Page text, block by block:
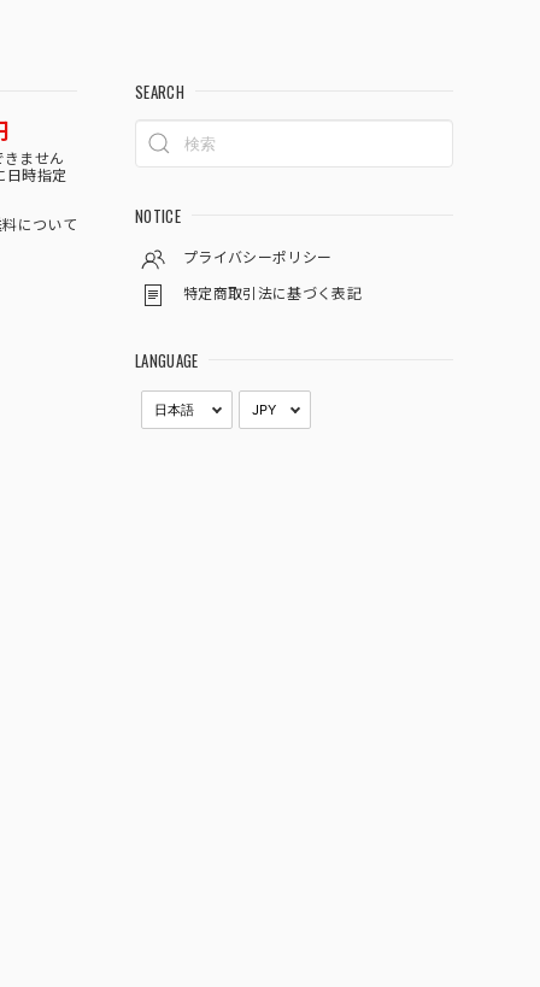
きません
日時指定
について
SEARCH
NOTICE
プライバシーポリシー
特定商取引法に基づく表記
LANGUAGE